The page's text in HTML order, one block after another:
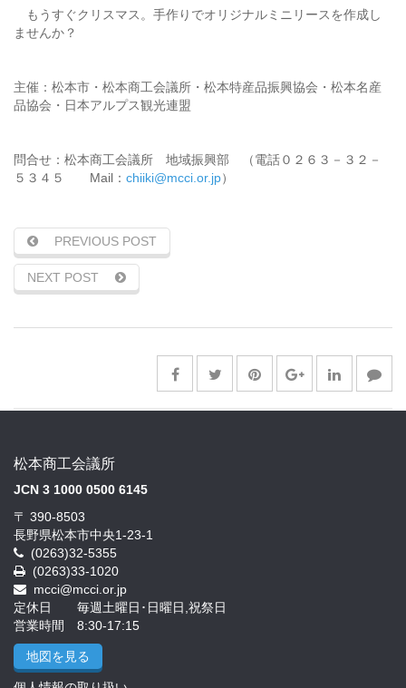
もうすぐクリスマス。手作りでオリジナルミニリースを作成し
ませんか？
主催：松本市・松本商工会議所・松本特産品振興協会・松本名産
品協会・日本アルプス観光連盟
問合せ：松本商工会議所 地域振興部 （電話０２６３－３２－
５３４５ Mail： chiiki@mcci.or.jp）
PREVIOUS POST
NEXT POST
松本商工会議所
JCN 3 1000 0500 6145
〒 390-8503
長野県松本市中央1-23-1
(0263)32-5355
(0263)33-1020
mcci@mcci.or.jp
定休日 毎週土曜日･日曜日,祝祭日
営業時間 8:30-17:15
地図を見る